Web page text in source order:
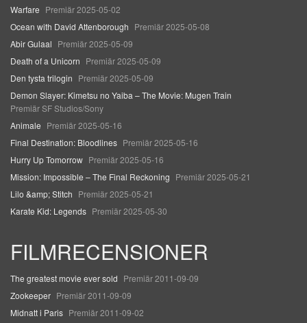
Warfare Premiär 2025-05-02
Ocean with David Attenborough Premiär 2025-05-08
Abir Gulaal Premiär 2025-05-09
Death of a Unicorn Premiär 2025-05-09
Den tysta trilogin Premiär 2025-05-09
Demon Slayer: Kimetsu no Yaiba – The Movie: Mugen Train
Premiär SF Studios/Sony
Animale Premiär 2025-05-16
Final Destination: Bloodlines Premiär 2025-05-16
Hurry Up Tomorrow Premiär 2025-05-16
Mission: Impossible – The Final Reckoning Premiär 2025-05-21
Lilo &amp; Stitch Premiär 2025-05-21
Karate Kid: Legends Premiär 2025-05-30
FILMRECENSIONER
The greatest movie ever sold Premiär 2011-09-09
Zookeeper Premiär 2011-09-09
Midnatt i Paris Premiär 2011-09-02